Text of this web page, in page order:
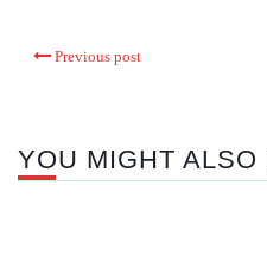
Previous post
YOU MIGHT ALSO